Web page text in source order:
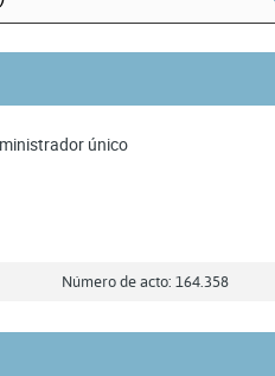
único
Número de acto: 164.358